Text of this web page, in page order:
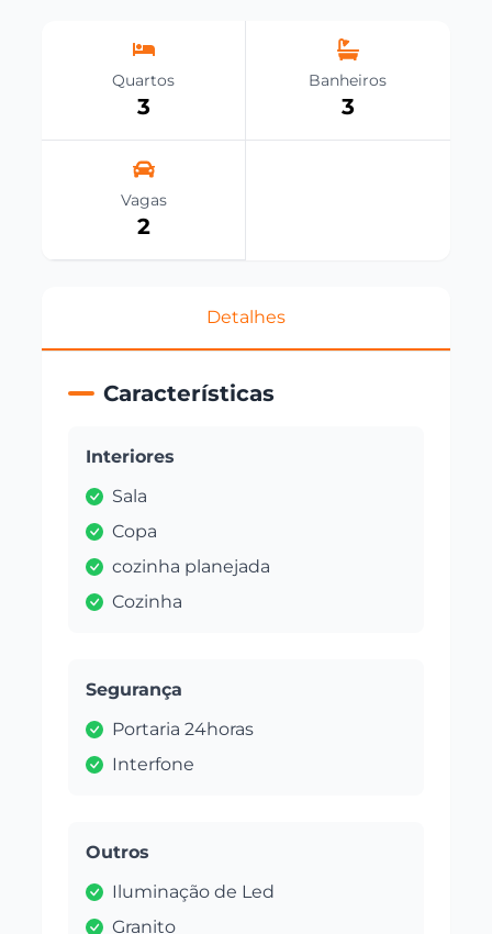
Quartos
3
Banheiros
3
Vagas
2
Detalhes
Características
Interiores
Sala
Copa
cozinha planejada
Cozinha
Segurança
Portaria 24horas
Interfone
Outros
Iluminação de Led
Granito